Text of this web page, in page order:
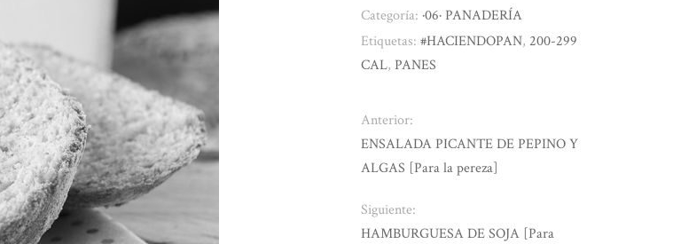
Categoría: ·06· PANADERÍA
Etiquetas:#HACIENDOPAN, 200-299
CAL,PANES
Anterior:
ENSALADA PICANTE DE PEPINO Y
ALGAS [Para la pereza]
Siguiente:
HAMBURGUESA DE SOJA [Para